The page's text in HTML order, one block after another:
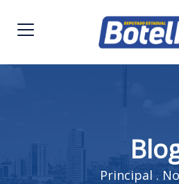
Principal.